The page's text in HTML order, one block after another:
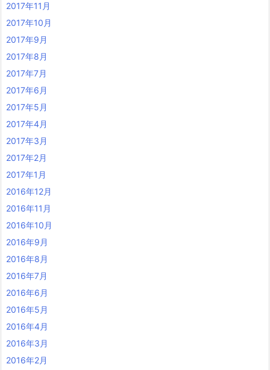
2017年11月
2017年10月
2017年9月
2017年8月
2017年7月
2017年6月
2017年5月
2017年4月
2017年3月
2017年2月
2017年1月
2016年12月
2016年11月
2016年10月
2016年9月
2016年8月
2016年7月
2016年6月
2016年5月
2016年4月
2016年3月
2016年2月